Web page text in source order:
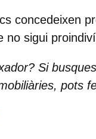
concedeixen
no sigui
Si
pots